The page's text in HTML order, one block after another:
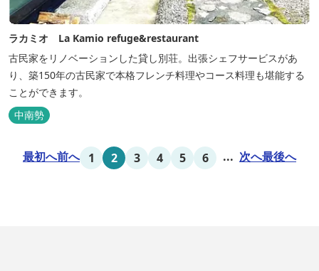
ラカミオ La Kamio refuge&restaurant
古民家をリノベーションした貸し別荘。出張シェフサービスがあ
り、築150年の古民家で本格フレンチ料理やコース料理も堪能する
ことができます。
中南勢
最初へ前へ 1 2 3 4 5 6 ... 次へ最後へ